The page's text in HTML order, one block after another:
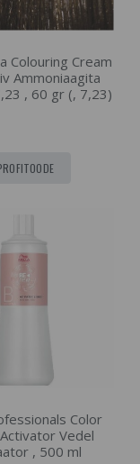
Colouring Cream
Ammoniaagita
, 60 gr (, 7,23)
Color
Vedel
, 500 ml